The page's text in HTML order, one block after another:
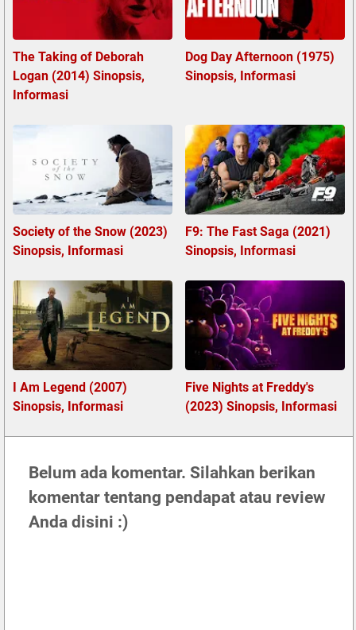
The Taking of Deborah
Logan (2014) Sinopsis,
Informasi
Dog Day Afternoon (1975)
Sinopsis, Informasi
Society of the Snow (2023)
Sinopsis, Informasi
F9: The Fast Saga (2021)
Sinopsis, Informasi
I Am Legend (2007)
Sinopsis, Informasi
Five Nights at Freddy's
(2023) Sinopsis, Informasi
Belum ada komentar. Silahkan berikan
komentar tentang pendapat atau review
Anda disini :)